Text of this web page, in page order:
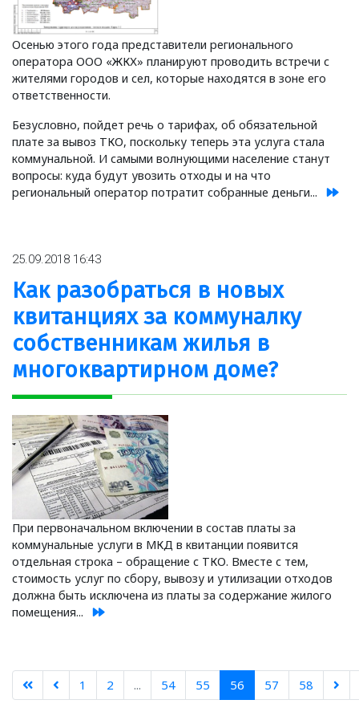
Осенью этого года представители регионального
оператора ООО «ЖКХ» планируют проводить встречи с
жителями городов и сел, которые находятся в зоне его
ответственности.
Безусловно, пойдет речь о тарифах, об обязательной
плате за вывоз ТКО, поскольку теперь эта услуга стала
коммунальной. И самыми волнующими население станут
вопросы: куда будут увозить отходы и на что
региональный оператор потратит собранные деньги...
25.09.2018 16:43
Как разобраться в новых
квитанциях за коммуналку
собственникам жилья в
многоквартирном доме?
При первоначальном включении в состав платы за
коммунальные услуги в МКД в квитанции появится
отдельная строка – обращение с ТКО. Вместе с тем,
стоимость услуг по сбору, вывозу и утилизации отходов
должна быть исключена из платы за содержание жилого
помещения...
1 2 ... 54 55 56 57 58